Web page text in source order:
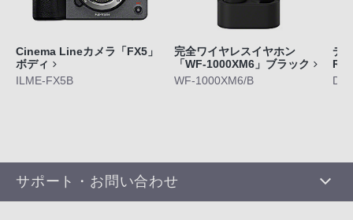
Cinema Lineカメラ「FX5」
ボディ
ILME-FX5B
完全ワイヤレスイヤホン
「WF-1000XM6」ブラック
WF-1000XM6/B
デ
サポート・お問い合わせ